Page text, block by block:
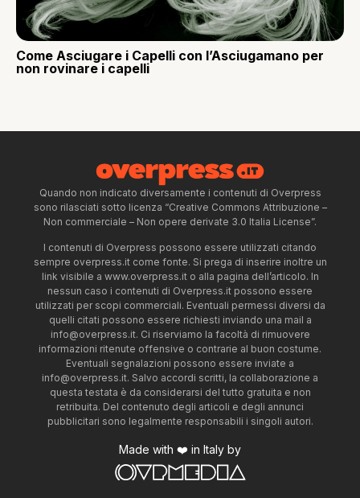
Come Asciugare i Capelli con l’Asciugamano per
non rovinare i capelli
Quando non indicato diversamente i contenuti di Overpress
sono rilasciati sotto licenza “Creative Commons Attribuzione –
Non commerciale – Non opere derivate 3.0 Italia License”.
I contenuti di Overpress possono essere utilizzati citando
sempre overpress.it come fonte. Si prega di inserire inoltre un
link visibile a www.overpress.it o alla pagina dell’articolo. In
nessun caso i contenuti di Overpress.it possono essere
utilizzati per scopi commerciali. Eventuali permessi diversi da
quelli citati possono essere richiesti inviando una mail a
info@overpress.it. Ci riserviamo la facoltà di rimuovere
informazioni ritenute offensive o contrarie al buon costume.
Eventuali segnalazioni possono essere inviate a
info@overpress.it. Salvo accordi scritti, la collaborazione a
questa testata è da considerarsi del tutto gratuita e non
retribuita. Del contenuto degli articoli e degli annunci
pubblicitari sono legalmente responsabili i singoli autori.
Made with ❤️ in Italy by